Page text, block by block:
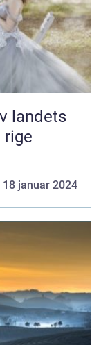
landets
rige
18 januar 2024